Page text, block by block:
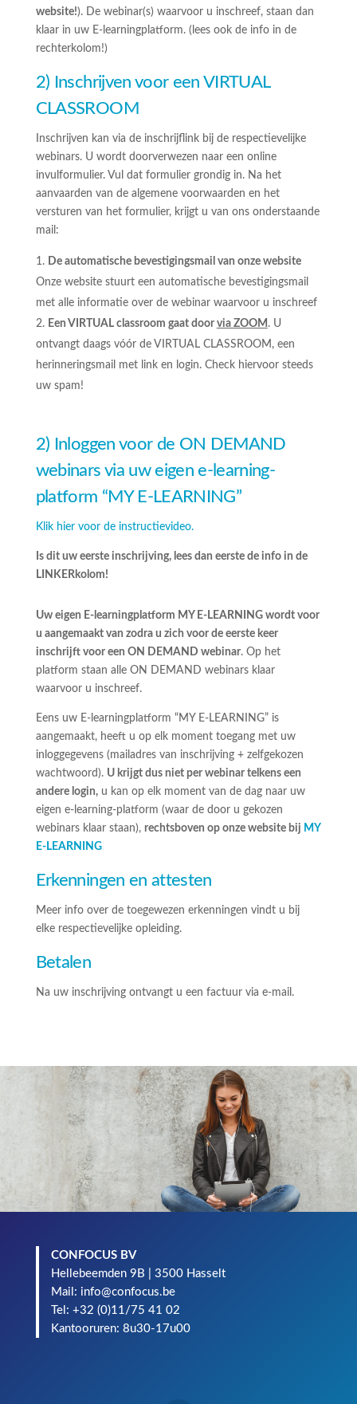
website!). De webinar(s) waarvoor u inschreef, staan dan
klaar in uw E-learningplatform. (lees ook de info in de
rechterkolom!)
2) Inschrijven voor een VIRTUAL
CLASSROOM
Inschrijven kan via de inschrijflink bij de respectievelijke
webinars. U wordt doorverwezen naar een online
invulformulier. Vul dat formulier grondig in. Na het
aanvaarden van de algemene voorwaarden en het
versturen van het formulier, krijgt u van ons onderstaande
mail:
De automatische bevestigingsmail van onze website
Onze website stuurt een automatische bevestigingsmail
met alle informatie over de webinar waarvoor u inschreef
Een VIRTUAL classroom gaat door via ZOOM . U
ontvangt daags vóór de VIRTUAL CLASSROOM, een
herinneringsmail met link en login. Check hiervoor steeds
uw spam!
2) Inloggen voor de ON DEMAND
webinars via uw eigen e-learning-
platform “MY E-LEARNING”
Klik hier voor de instructievideo.
Is dit uw eerste inschrijving, lees dan eerste de info in de
LINKERkolom!
Uw eigen E-learningplatform MY E-LEARNING wordt voor
u aangemaakt van zodra u zich voor de eerste keer
inschrijft voor een ON DEMAND webinar. Op het
platform staan alle ON DEMAND webinars klaar
waarvoor u inschreef.
Eens uw E-learningplatform “MY E-LEARNING” is
aangemaakt, heeft u op elk moment toegang met uw
inloggegevens (mailadres van inschrijving + zelfgekozen
wachtwoord). U krijgt dus niet per webinar telkens een
andere login,u kan op elk moment van de dag naar uw
eigen e-learning-platform (waar de door u gekozen
webinars klaar staan), rechtsboven op onze website bij MY
E-LEARNING
Erkenningen en attesten
Meer info over de toegewezen erkenningen vindt u bij
elke respectievelijke opleiding.
Betalen
Na uw inschrijving ontvangt u een factuur via e-mail.
CONFOCUS BV
Hellebeemden 9B | 3500 Hasselt
Mail: info@confocus.be
Tel: +32 (0)11/75 41 02
Kantooruren: 8u30-17u00